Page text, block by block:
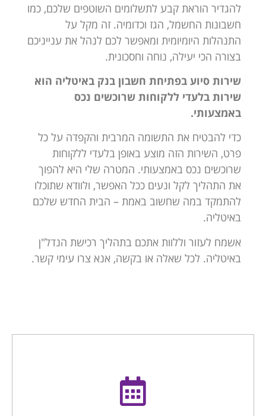
להגדיר הוראת קבע לתשלומים השוטפים שלכם, כמו
חשבונות החשמל, הגז וכדומיה. זה מקל על
התנהלות היומיומית ומאפשר לכם לנהל את ענייניכם
בצורה הכי יעילה, נוחה וחסכונית.
שירות סיוע בפתיחת חשבון בנק באיטליה הוא
שירות בלעדי ללקוחות שרוכשים נכס
באמצעותי.
כדי להבטיח את התשומה המרבית והקפדה על כל
פרט, השירות הזה מוצע באופן בלעדי ללקוחות
שרוכשים נכס באמצעותי. המטרה שלי היא להפוך
את התהליך לקל ונעים ככל האפשר, ולוודא שתוכלו
להתמקד במה שחשוב באמת – הבית החדש שלכם
באיטליה.
אשמח לעזור וללוות אתכם בתהליך רכישת הנדל"ן
באיטליה. לכל שאלה או בקשה, אנא צרו עימי קשר.